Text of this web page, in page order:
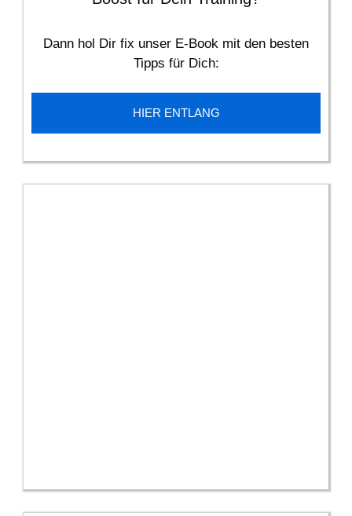
Dann hol Dir fix unser E-Book mit den besten
Tipps für Dich:
HIER ENTLANG